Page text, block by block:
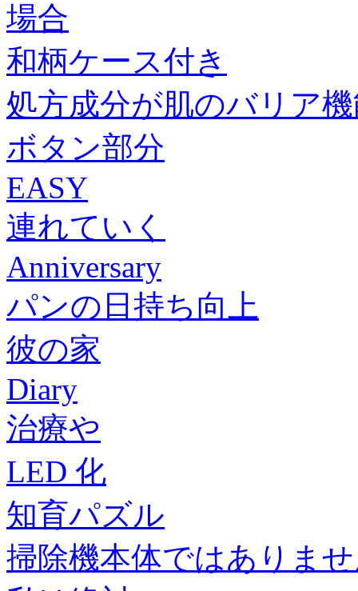
場合
和柄ケース付き
処方成分が肌のバリア
ボタン部分
EASY
連れていく
Anniversary
パンの日持ち向上
彼の家
Diary
治療や
LED 化
知育パズル
掃除機本体ではありま